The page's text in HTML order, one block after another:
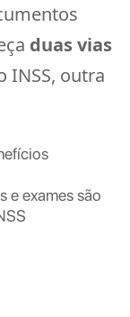
duas vias
INSS, outra
e exames são